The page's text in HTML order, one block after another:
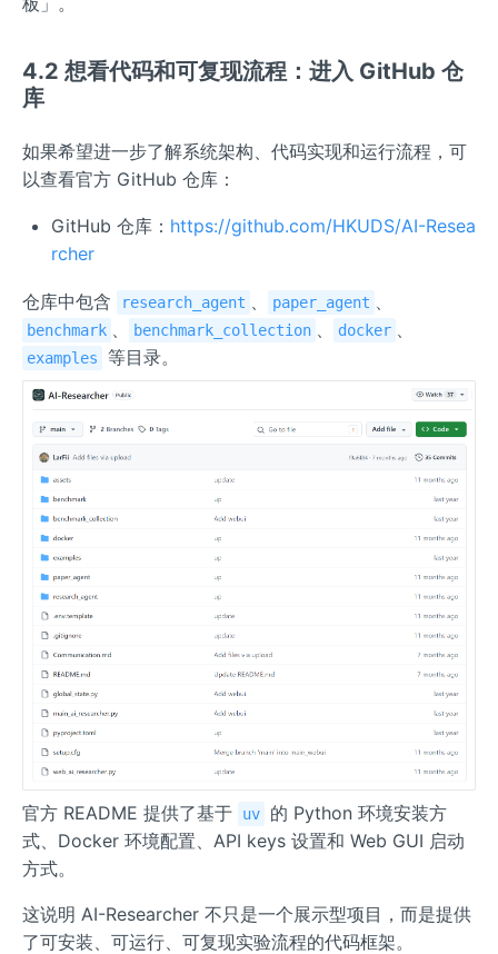
4.2 想看代码和可复现流程：进入 GitHub 仓
库
如果希望进一步了解系统架构、代码实现和运行流程，可
以查看官方 GitHub 仓库：
GitHub 仓库： https://github.com/HKUDS/AI-Resea
rcher
仓库中包含 research_agent paper_agent
benchmark benchmark_collection docker
examples 等目录。
官方 README 提供了基于 uv
的 Python 环境安装方
式、Docker 环境配置、API keys 设置和 Web GUI 启动
方式。
这说明 AI-Researcher 不只是一个展示型项目，而是提供
了可安装、可运行、可复现实验流程的代码框架。